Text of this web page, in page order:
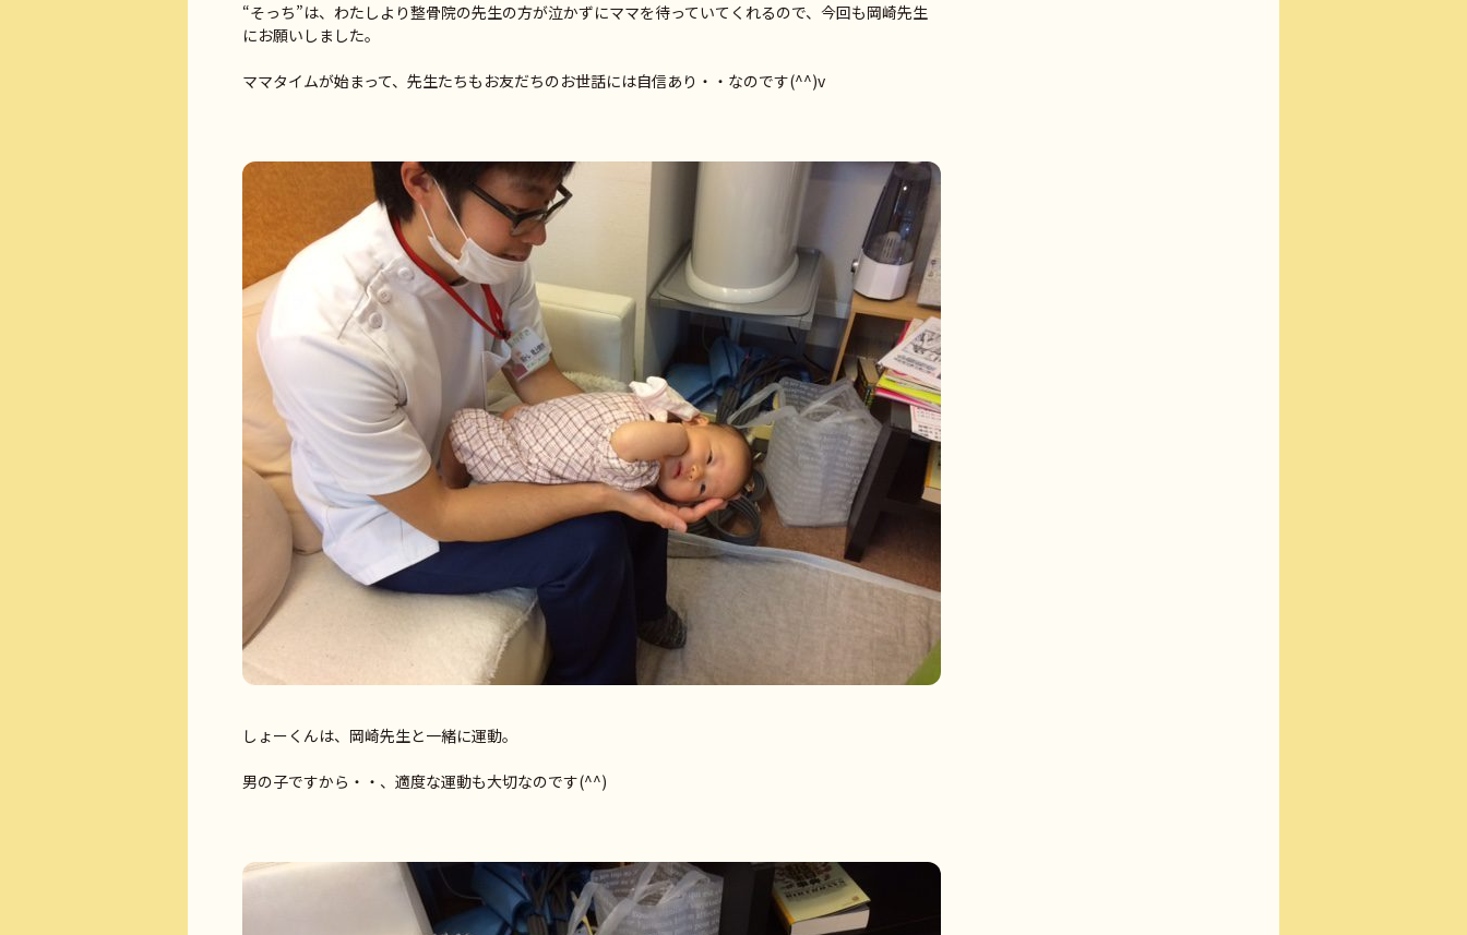
“そっち”は、わたしより整骨院の先生の方が泣かずにママを待っていてくれるので、今回も岡崎先生
にお願いしました。
ママタイムが始まって、先生たちもお友だちのお世話には自信あり・・なのです(^^)v
しょーくんは、岡崎先生と一緒に運動。
男の子ですから・・、適度な運動も大切なのです(^^)